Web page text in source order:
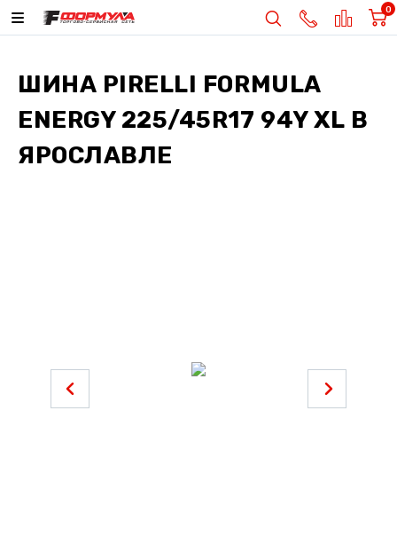
0
ШИНА PIRELLI FORMULA
ENERGY 225/45R17 94Y XL В
ЯРОСЛАВЛЕ